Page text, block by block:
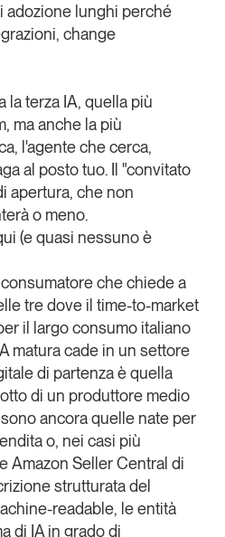
adozione lunghi perché
change
la terza IA, quella più
ma anche la più
, l'agente che cerca,
al posto tuo. Il "convitato
apertura, che non
o meno.
(e quasi nessuno è
che chiede a
tre dove il time-to-market
il largo consumo italiano
matura cade in un settore
di partenza è quella
di un produttore medio
ancora quelle nate per
o, nei casi più
Amazon Seller Central di
strutturata del
readable, le entità
di IA in grado di